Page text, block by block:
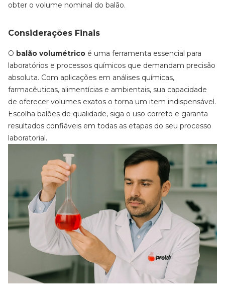
obter o volume nominal do balão.
Considerações Finais
O balão volumétrico é uma ferramenta essencial para
laboratórios e processos químicos que demandam precisão
absoluta. Com aplicações em análises químicas,
farmacêuticas, alimentícias e ambientais, sua capacidade
de oferecer volumes exatos o torna um item indispensável.
Escolha balões de qualidade, siga o uso correto e garanta
resultados confiáveis em todas as etapas do seu processo
laboratorial.